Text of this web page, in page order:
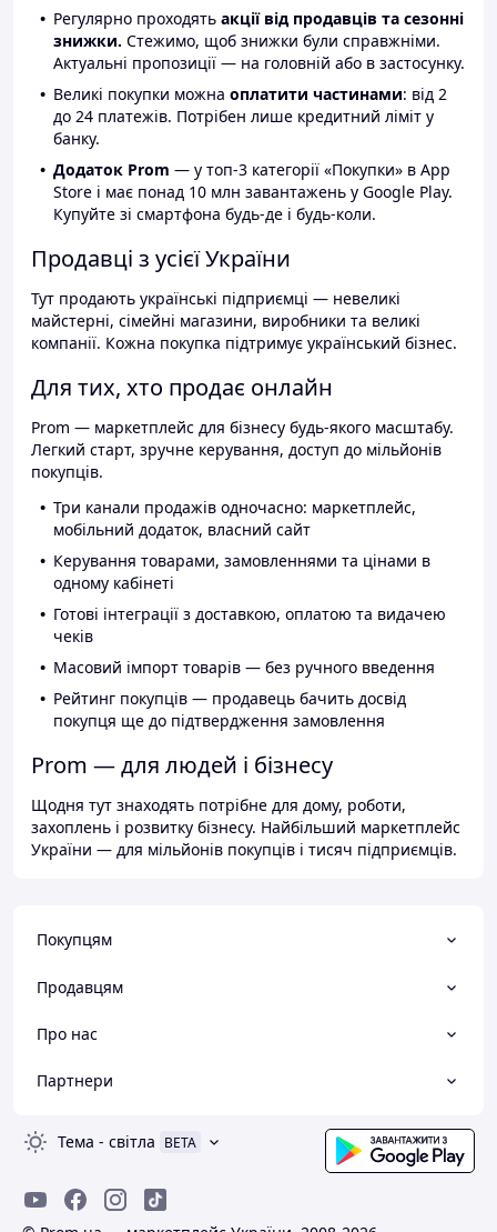
Регулярно проходять акції від продавців та сезонні
знижки. Стежимо, щоб знижки були справжніми.
Актуальні пропозиції — на головній або в застосунку.
Великі покупки можна оплатити частинами: від 2
до 24 платежів. Потрібен лише кредитний ліміт у
банку.
Додаток Prom — у топ-3 категорії «Покупки» в App
Store і має понад 10 млн завантажень у Google Play.
Купуйте зі смартфона будь-де і будь-коли.
Продавці з усієї України
Тут продають українські підприємці — невеликі
майстерні, сімейні магазини, виробники та великі
компанії. Кожна покупка підтримує український бізнес.
Для тих, хто продає онлайн
Prom — маркетплейс для бізнесу будь-якого масштабу.
Легкий старт, зручне керування, доступ до мільйонів
покупців.
Три канали продажів одночасно: маркетплейс,
мобільний додаток, власний сайт
Керування товарами, замовленнями та цінами в
одному кабінеті
Готові інтеграції з доставкою, оплатою та видачею
чеків
Масовий імпорт товарів — без ручного введення
Рейтинг покупців — продавець бачить досвід
покупця ще до підтвердження замовлення
Prom — для людей і бізнесу
Щодня тут знаходять потрібне для дому, роботи,
захоплень і розвитку бізнесу. Найбільший маркетплейс
України — для мільйонів покупців і тисяч підприємців.
Покупцям
Продавцям
Про нас
Партнери
Тема - світла BETA